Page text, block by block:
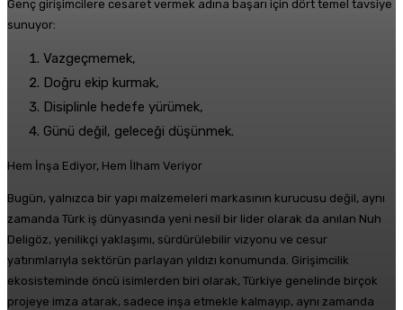
Genç girişimcilere cesaret vermek adına başarı için dört temel tavsiye
sunuyor:
Vazgeçmemek,
Doğru ekip kurmak,
Disiplinle hedefe yürümek,
Günü değil, geleceği düşünmek.
Hem İnşa Ediyor, Hem İlham Veriyor
Bugün, yalnızca bir yapı malzemeleri markasının kurucusu değil, aynı
zamanda Türk iş dünyasında yeni nesil bir lider olarak da anılan Nuh
Deligöz, yenilikçi yaklaşımı, sürdürülebilir vizyonu ve cesur
yatırımlarıyla sektörün parlayan yıldızı konumunda. Girişimcilik
ekosisteminde öncü isimlerden biri olarak, Türkiye genelinde birçok
projeye imza atarak, sadece inşa etmekle kalmayıp, aynı zamanda